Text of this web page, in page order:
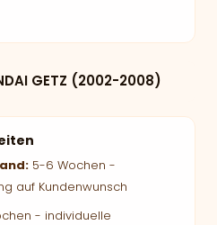
GETZ (2002-2008)
5-6 Wochen -
auf Kundenwunsch
- individuelle